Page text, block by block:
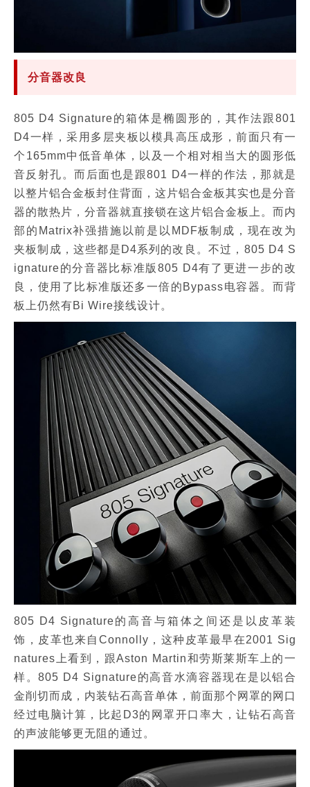
分音器改良
805 D4 Signature的箱体是椭圆形的，其作法跟801
D4一样，采用多层夹板以模具高压成形，前面只有一
个165mm中低音单体，以及一个相对相当大的圆形低
音反射孔。而后面也是跟801 D4一样的作法，那就是
以整片铝合金板封住背面，这片铝合金板其实也是分音
器的散热片，分音器就直接锁在这片铝合金板上。而内
部的Matrix补强措施以前是以MDF板制成，现在改为
夹板制成，这些都是D4系列的改良。不过，805 D4 S
ignature的分音器比标准版805 D4有了更进一步的改
良，使用了比标准版还多一倍的Bypass电容器。而背
板上仍然有Bi Wire接线设计。
805 D4 Signature的高音与箱体之间还是以皮革装
饰，皮革也来自Connolly，这种皮革最早在2001 Sig
natures上看到，跟Aston Martin和劳斯莱斯车上的一
样。805 D4 Signature的高音水滴容器现在是以铝合
金削切而成，内装钻石高音单体，前面那个网罩的网口
经过电脑计算，比起D3的网罩开口率大，让钻石高音
的声波能够更无阻的通过。